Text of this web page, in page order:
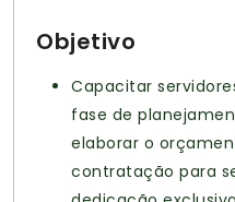
Objetivo
Capacitar
fase de
elaborar o
contratação para